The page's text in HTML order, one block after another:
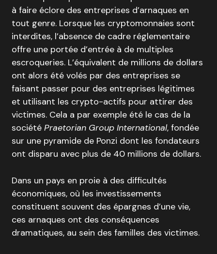
à faire éclore des entreprises d’arnaques en
tout genre. Lorsque les cryptomonnaies sont
interdites, l’absence de cadre réglementaire
offre une portée d’entrée à de multiples
escroqueries. L’équivalent de millions de dollars
ont alors été volés par des entreprises se
faisant passer pour des entreprises légitimes
et utilisant les crypto-actifs pour attirer des
victimes. Cela a par exemple été le cas de la
société Praetorian Group International, fondée
sur une pyramide de Ponzi dont les fondateurs
ont disparu avec plus de 40 millions de dollars.
Dans un pays en proie à des difficultés
économiques, où les investissements
constituent souvent des épargnes d’une vie,
ces arnaques ont des conséquences
dramatiques, au sein des familles des victimes.